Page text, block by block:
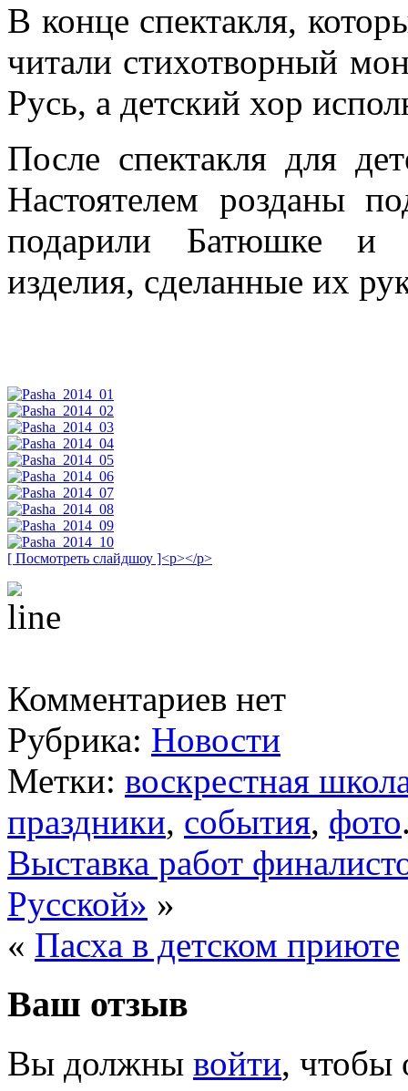
В конце спектакля,
читали стихотворный
Русь, а детский хор
После спектакля для
Настоятелем розданы
подарили Батюшке и
изделия, сделанные их
[ Посмотреть слайдшоу ]<p></p>
Комментариев нет
Рубрика: Новости
Метки: воскрестная
праздники, события, фото
Выставка работ
Русской» »
« Пасха в детском приюте
Ваш отзыв
Вы должны войти, чтобы